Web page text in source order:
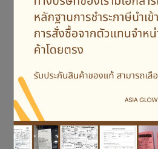
Jo Malone โจ มาโลน ถุง
NT$24NT$25